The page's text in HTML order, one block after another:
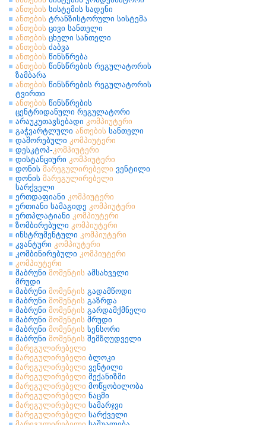
ანთების სისტემის სადენი
ანთების ტრანზისტორული სისტემა
ანთების ცივი სანთელი
ანთების ცხელი სანთელი
ანთების ძაბვა
ანთების წინსწრება
ანთების წინსწრების რეგულატორის
ზამბარა
ანთების წინსწრების რეგულატორის
ტვირთი
ანთების წინსწრების
ცენტრიდანული რეგულატორი
არაუკუთავსებადი კომპიუტერი
გაჭვარტლული ანთების სანთელი
დაშორებული კომპიუტერი
დესკტოპ-კომპიუტერი
დისტანციური კომპიუტერი
დონის მარეგულირებელი ვენტილი
დონის მარეგულირებელი
სარქველი
ერთდაფიანი კომპიუტერი
ერთიანი სამაგიდე კომპიუტერი
ერთპლატიანი კომპიუტერი
ზომბირებული კომპიუტერი
ინსტრუმენტული კომპიუტერი
კვანტური კომპიუტერი
კომბინირებული კომპიუტერი
კომპიუტერი
მაბრუნი მომენტის ამსახველი
მრუდი
მაბრუნი მომენტის გადამწოდი
მაბრუნი მომენტის გაზრდა
მაბრუნი მომენტის გარდამქმნელი
მაბრუნი მომენტის მრუდი
მაბრუნი მომენტის სენსორი
მაბრუნი მომენტის შემზღუდველი
მარეგულირებელი
მარეგულირებელი ბლოკი
მარეგულირებელი ვენტილი
მარეგულირებელი მექანიზმი
მარეგულირებელი მოწყობილობა
მარეგულირებელი ნაცმი
მარეგულირებელი სამარჯვი
მარეგულირებელი სარქველი